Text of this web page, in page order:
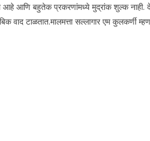
आहे आणि बहुतेक प्रकरणांमध्ये मुद्रांक शुल्क नाही.
वाद टाळतात.मालमत्ता सल्लागार एम कुलकर्णी